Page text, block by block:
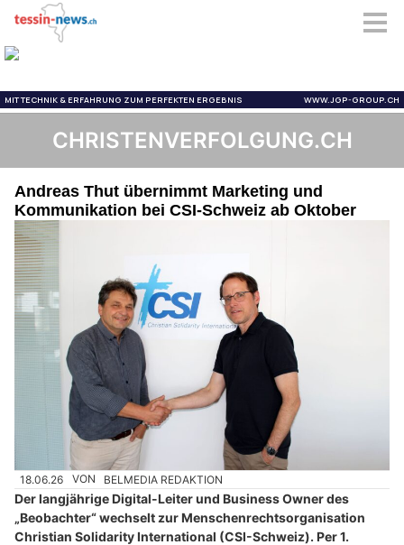
CHRISTENVERFOLGUNG.CH
Andreas Thut übernimmt Marketing und
Kommunikation bei CSI-Schweiz ab Oktober
18.06.26 VON BELMEDIA REDAKTION
Der langjährige Digital-Leiter und Business Owner des
„Beobachter“ wechselt zur Menschenrechtsorganisation
Christian Solidarity International (CSI-Schweiz). Per 1.